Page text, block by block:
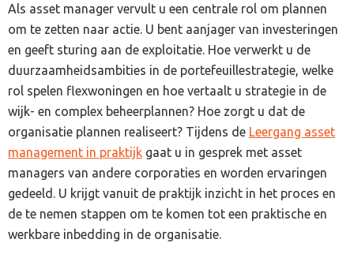
Als asset manager vervult u een centrale rol om plannen
om te zetten naar actie. U bent aanjager van investeringen
en geeft sturing aan de exploitatie. Hoe verwerkt u de
duurzaamheidsambities in de portefeuillestrategie, welke
rol spelen flexwoningen en hoe vertaalt u strategie in de
wijk- en complex beheerplannen? Hoe zorgt u dat de
organisatie plannen realiseert? Tijdens de Leergang asset
management in praktijk gaat u in gesprek met asset
managers van andere corporaties en worden ervaringen
gedeeld. U krijgt vanuit de praktijk inzicht in het proces en
de te nemen stappen om te komen tot een praktische en
werkbare inbedding in de organisatie.